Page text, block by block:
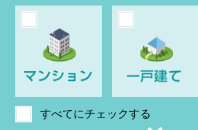
すべてにチェックする